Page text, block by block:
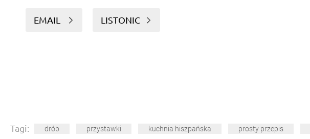
EMAIL LISTONIC
Tagi: drób przystawki kuchnia hiszpańska prosty przepis